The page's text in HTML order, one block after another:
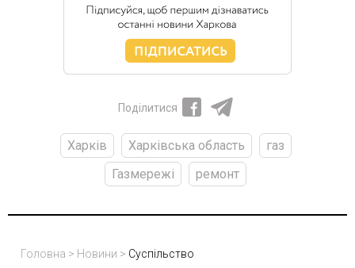
Поділитися
Харків Харківська область
газ
Газмережі
ремонт
Головна > Новини > Суспільство